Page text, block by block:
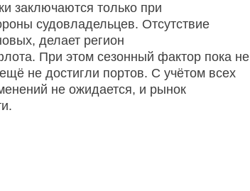
заключаются только при
судовладельцев. Отсутствие
делает регион
При этом сезонный фактор пока не
не достигли портов. С учётом всех
не ожидается, и рынок